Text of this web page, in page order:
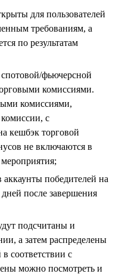
для пользователей
требованиям, а
по результатам
фьючерсной
комиссиями.
комиссиями,
с
кешбэк торговой
не включаются в
победителей на
после завершения
подсчитаны и
а затем распределены
соответствии с
можно посмотреть и